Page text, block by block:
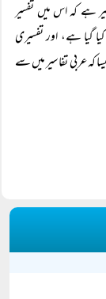
ہے کہ اس میں تفسیر
گیا ہے، اور تفسیری
عربی تفاسیر میں سے